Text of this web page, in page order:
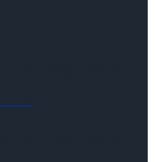
07/08/2026
07/08/2026